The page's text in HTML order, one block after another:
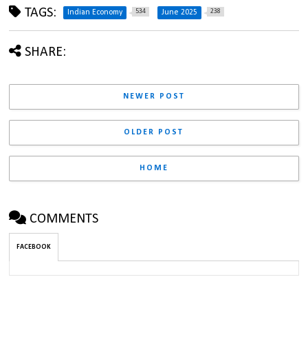
TAGS: Indian Economy 534 June 2025 238
SHARE:
NEWER POST
OLDER POST
HOME
COMMENTS
FACEBOOK